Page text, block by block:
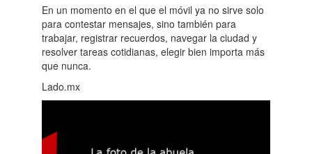
En un momento en el que el móvil ya no sirve solo
para contestar mensajes, sino también para
trabajar, registrar recuerdos, navegar la ciudad y
resolver tareas cotidianas, elegir bien importa más
que nunca.
Lado.mx